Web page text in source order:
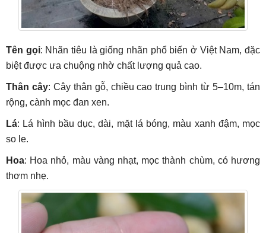
Tên gọi: Nhãn tiêu là giống nhãn phổ biến ở Việt Nam, đặc
biệt được ưa chuộng nhờ chất lượng quả cao.
Thân cây: Cây thân gỗ, chiều cao trung bình từ 5–10m, tán
rộng, cành mọc đan xen.
Lá: Lá hình bầu dục, dài, mặt lá bóng, màu xanh đậm, mọc
so le.
Hoa: Hoa nhỏ, màu vàng nhạt, mọc thành chùm, có hương
thơm nhẹ.